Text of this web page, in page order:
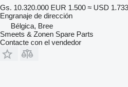
Gs. 10.320.000 EUR 1.500 ≈ USD 1.733
Engranaje de dirección
Bélgica, Bree
Smeets & Zonen Spare Parts
Contacte con el vendedor